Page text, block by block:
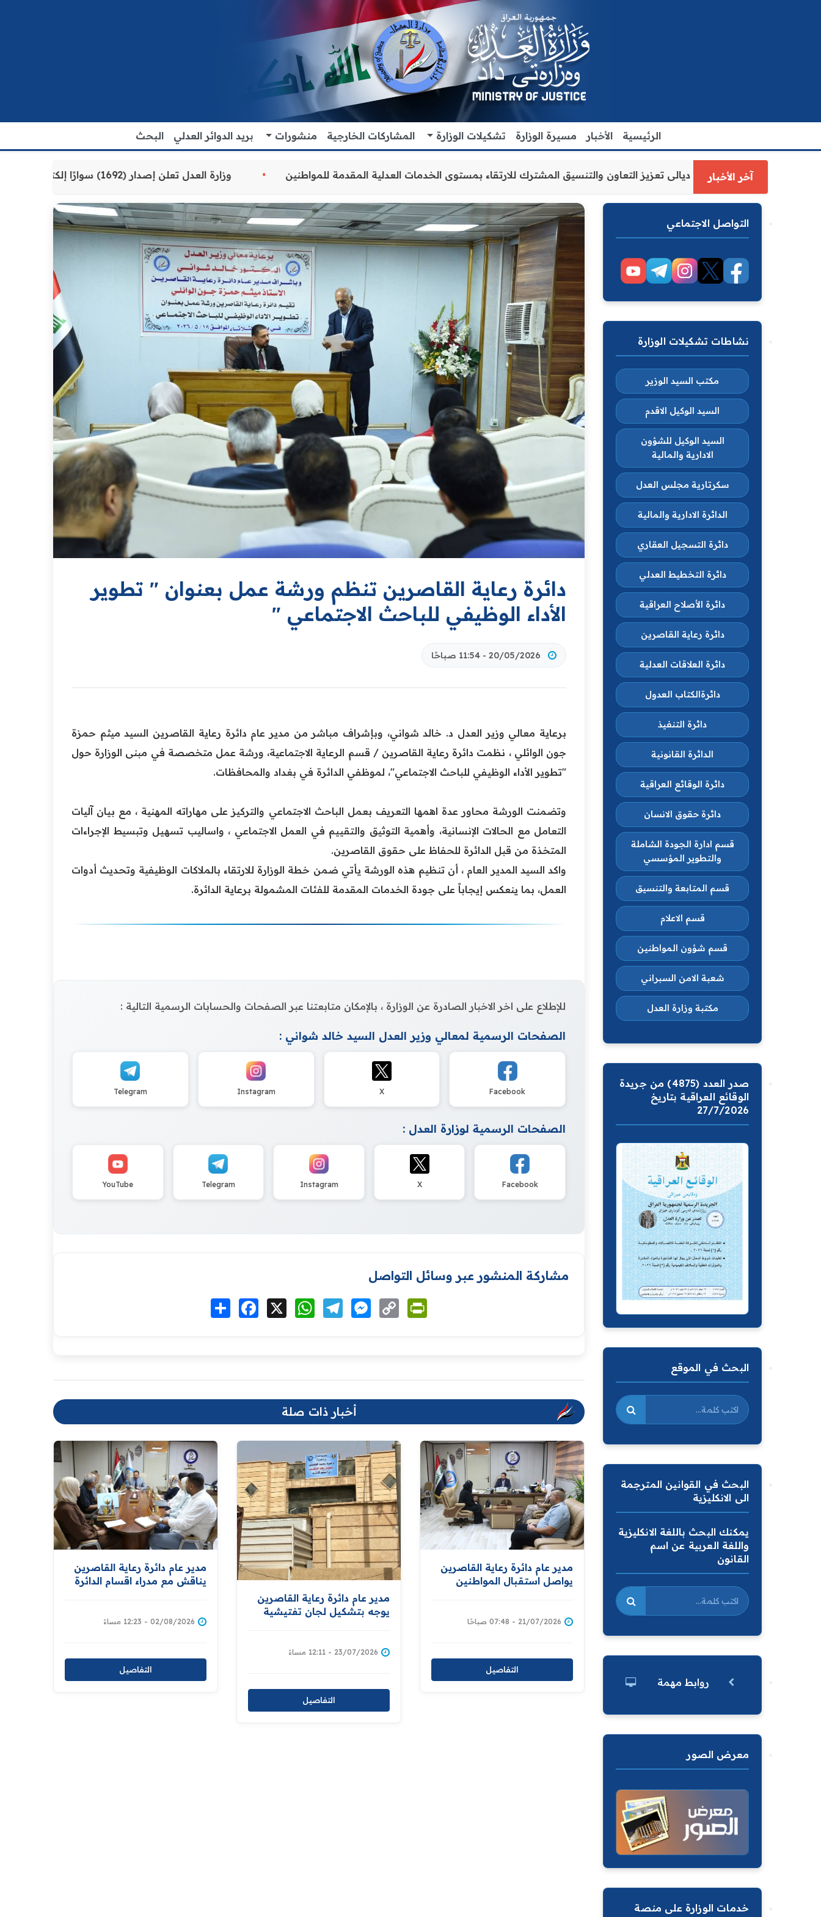
الرئيسية الأخبار مسيرة الوزارة تشكيلات الوزارة المشاركات الخارجية منشورات بريد الدوائر العدلي البحث
آخر الأخبار
الاقدم يبحث مع رئيس مجلس محافظة ديالى تعزيز التعاون والتنسيق المشترك للارتقاء بمستوى الخدمات العدلية المقدمة للمواطنين وزارة العدل تعلن إصدار (1692) سوارًا إلكترونيًا لنزلاء سجن الناصرية المركزي لتنظيم التعاملات المالية داخل المؤسسات الإصلاحية
دائرة رعاية القاصرين تنظم ورشة عمل بعنوان " تطوير
الأداء الوظيفي للباحث الاجتماعي "
20/05/2026 - 11:54 صباحًا
‏برعاية معالي وزير العدل د. خالد شواني، وبإشراف مباشر من مدير عام دائرة رعاية القاصرين السيد ميثم حمزة
جون الوائلي ، نظمت دائرة رعاية القاصرين / قسم الرعاية الاجتماعية، ورشة عمل متخصصة في مبنى الوزارة حول
"تطوير الأداء الوظيفي للباحث الاجتماعي"، لموظفي الدائرة في بغداد والمحافظات.
‏وتضمنت الورشة محاور عدة اهمها التعريف بعمل الباحث الاجتماعي والتركيز على مهاراته المهنية ، مع بيان آليات
التعامل مع الحالات الإنسانية، وأهمية التوثيق والتقييم في العمل الاجتماعي ، واساليب تسهيل وتبسيط الإجراءات
المتخذة من قبل الدائرة للحفاظ على حقوق القاصرين.
‏واكد السيد المدير العام ، أن تنظيم هذه الورشة يأتي ضمن خطة الوزارة للارتقاء بالملاكات الوظيفية وتحديث أدوات
العمل، بما ينعكس إيجاباً على جودة الخدمات المقدمة للفئات المشمولة برعاية الدائرة.
للإطلاع على اخر الاخبار الصادرة عن الوزارة ، بالإمكان متابعتنا عبر الصفحات والحسابات الرسمية التالية :
الصفحات الرسمية لمعالي وزير العدل السيد خالد شواني :
Facebook
X
Instagram
Telegram
الصفحات الرسمية لوزارة العدل :
Facebook
X
Instagram
Telegram
YouTube
مشاركة المنشور عبر وسائل التواصل
انشر Facebook WhatsAppTelegramMessenger
Copy
Link
أخبار ذات صلة
مدير عام دائرة رعاية القاصرين
يناقش مع مدراء اقسام الدائرة
02/08/2026 - 12:23 مساءً
التفاصيل
مدير عام دائرة رعاية القاصرين
يوجه بتشكيل لجان تفتيشية
23/07/2026 - 12:11 مساءً
التفاصيل
مدير عام دائرة رعاية القاصرين
يواصل استقبال المواطنين
21/07/2026 - 07:48 صباحًا
التفاصيل
التواصل الاجتماعي
نشاطات تشكيلات الوزارة
مكتب السيد الوزير
السيد الوكيل الاقدم
السيد الوكيل للشؤون
الادارية والمالية
سكرتارية مجلس العدل
الدائرة الادارية والمالية
دائرة التسجيل العقاري
دائرة التخطيط العدلي
دائرة الأصلاح العراقية
دائرة رعاية القاصرين
دائرة العلاقات العدلية
دائرةالكتاب العدول
دائرة التنفيذ
الدائرة القانونية
دائرة الوقائع العراقية
دائرة حقوق الانسان
قسم ادارة الجودة الشاملة
والتطوير المؤسسي
قسم المتابعة والتنسيق
قسم الاعلام
قسم شؤون المواطنين
شعبة الامن السبراني
مكتبة وزارة العدل
صدر العدد (4875) من جريدة
الوقائع العراقية بتاريخ
27/7/2026
البحث في الموقع
البحث في القوانين المترجمة
الى الانكليزية
يمكنك البحث باللغة الانكليزية
واللغة العربية عن اسم
القانون
روابط مهمة
معرض الصور
خدمات الوزارة على منصة